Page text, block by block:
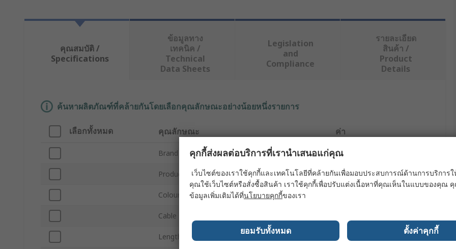
คุณสมบัติ /
Specifications
ข้อมูลทาง
เทคนิค /
Technical
Data Sheets
Legislation
and
Compliance
รายละเอียด
สินค้า /
Product
Details
ค้นหาผลิตภัณฑ์ที่คล้ายกันโดยเลือกคุณลักษณะอย่างน้อยหนึ่งรายการ
เลือกทั้งหมด คุณลักษณะ ค่า
Brand HellermannTyton
Product Type Cable Tie Mount
Colour
Cable Tie Width Acceptance
Length 19mm
คุกกี้ส่งผลต่อบริการที่เรานำเสนอแก่คุณ
เว็บไซต์ของเราใช้คุกกี้และเทคโนโลยีที่คล้ายกันเพื่อมอบประสบการณ์ด้านการบริการ
คุณใช้เว็บไซต์หรือสั่งซื้อสินค้า เราใช้คุกกี้เพื่อปรับแต่งเนื้อหาที่คุณเห็นในแบบของคุณ
ข้อมูลเพิ่มเติมได้ที่นโยบายคุกกี้ของเรา
ยอมรับทั้งหมด ตั้งค่าคุกกี้